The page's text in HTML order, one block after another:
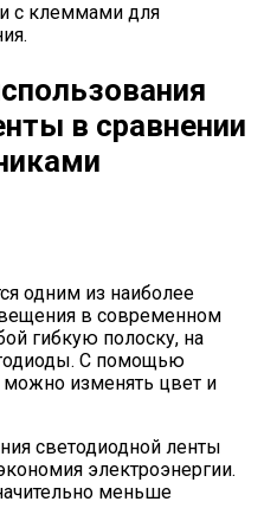
с клеммами для
в сравнении
одним из наиболее
в современном
гибкую полоску, на
С помощью
можно изменять цвет и
светодиодной ленты
электроэнергии.
меньше